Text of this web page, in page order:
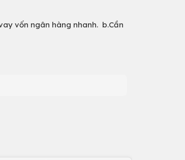
vốn ngân hàng nhanh. b.Cần